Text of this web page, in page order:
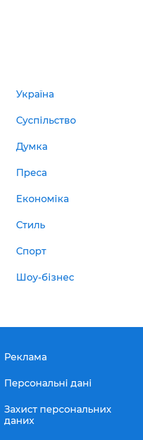
Україна
Суспільство
Думка
Преса
Економіка
Стиль
Спорт
Шоу-бізнес
Реклама
Персональні дані
Захист персональних
даних